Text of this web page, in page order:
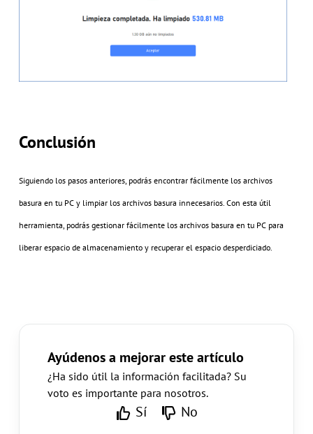
Conclusión
Siguiendo los pasos anteriores, podrás encontrar fácilmente los archivos
basura en tu PC y limpiar los archivos basura innecesarios. Con esta útil
herramienta, podrás gestionar fácilmente los archivos basura en tu PC para
liberar espacio de almacenamiento y recuperar el espacio desperdiciado.
Ayúdenos a mejorar este artículo
¿Ha sido útil la información facilitada? Su
voto es importante para nosotros.
Sí No